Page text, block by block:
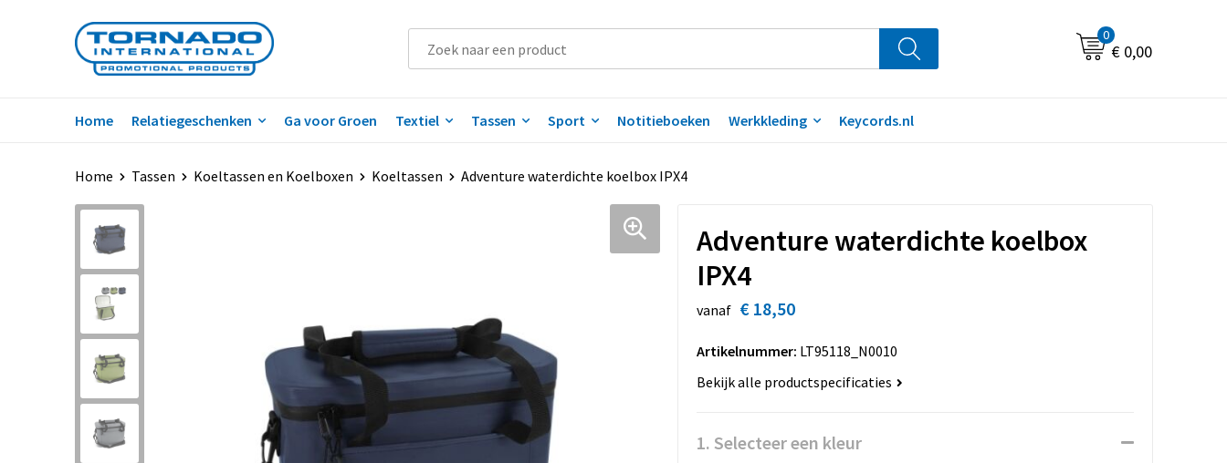
0
€ 0,00
Home Relatiegeschenken Ga voor Groen Textiel Tassen Sport Notitieboeken Werkkleding Keycords.nl
Home Tassen Koeltassen en Koelboxen Koeltassen Adventure waterdichte koelbox IPX4
Adventure waterdichte koelbox
IPX4
vanaf € 18,50
Artikelnummer: LT95118_N0010
Bekijk alle productspecificaties
1. Selecteer een kleur